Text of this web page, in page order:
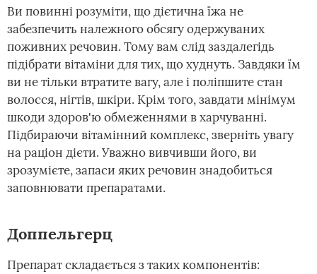
Ви повинні розуміти, що дієтична їжа не
забезпечить належного обсягу одержуваних
поживних речовин. Тому вам слід заздалегідь
підібрати вітаміни для тих, що худнуть. Завдяки їм
ви не тільки втратите вагу, але і поліпшите стан
волосся, нігтів, шкіри. Крім того, завдати мінімум
шкоди здоров'ю обмеженнями в харчуванні.
Підбираючи вітамінний комплекс, зверніть увагу
на раціон дієти. Уважно вивчивши його, ви
зрозумієте, запаси яких речовин знадобиться
заповнювати препаратами.
Доппельгерц
Препарат складається з таких компонентів: